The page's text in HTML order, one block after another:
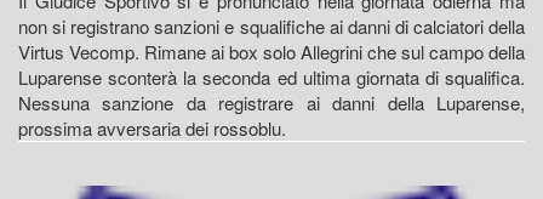
non si registrano sanzioni e squalifiche ai danni di calciatori della
Virtus Vecomp. Rimane ai box solo Allegrini che sul campo della
Luparense sconterà la seconda ed ultima giornata di squalifica.
Nessuna sanzione da registrare ai danni della Luparense,
prossima avversaria dei rossoblu.